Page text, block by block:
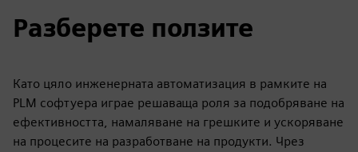
гарантира, че точна и актуална документация е
налична през целия жизнен цикъл на продукта.